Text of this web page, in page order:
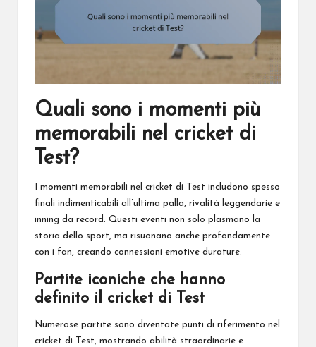
Quali sono i momenti più
memorabili nel cricket di
Test?
I momenti memorabili nel cricket di Test includono spesso
finali indimenticabili all’ultima palla, rivalità leggendarie e
inning da record. Questi eventi non solo plasmano la
storia dello sport, ma risuonano anche profondamente
con i fan, creando connessioni emotive durature.
Partite iconiche che hanno
definito il cricket di Test
Numerose partite sono diventate punti di riferimento nel
cricket di Test, mostrando abilità straordinarie e